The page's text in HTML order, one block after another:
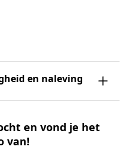
en naleving
en vond je het
van!